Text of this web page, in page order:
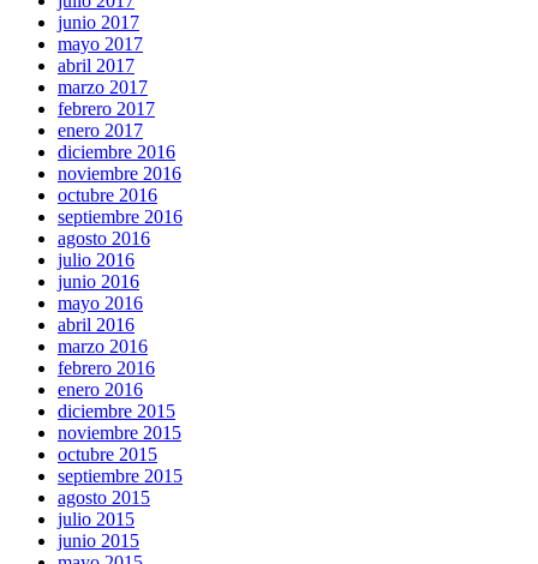
junio 2017
mayo 2017
abril 2017
marzo 2017
febrero 2017
enero 2017
diciembre 2016
noviembre 2016
octubre 2016
septiembre 2016
agosto 2016
julio 2016
junio 2016
mayo 2016
abril 2016
marzo 2016
febrero 2016
enero 2016
diciembre 2015
noviembre 2015
octubre 2015
septiembre 2015
agosto 2015
julio 2015
junio 2015